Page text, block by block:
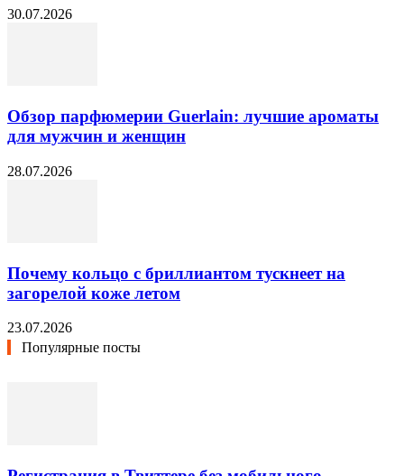
30.07.2026
Обзор парфюмерии Guerlain: лучшие ароматы
для мужчин и женщин
28.07.2026
Почему кольцо с бриллиантом тускнеет на
загорелой коже летом
23.07.2026
Популярные посты